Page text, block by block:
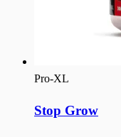
Pro-XL
Stop Grow